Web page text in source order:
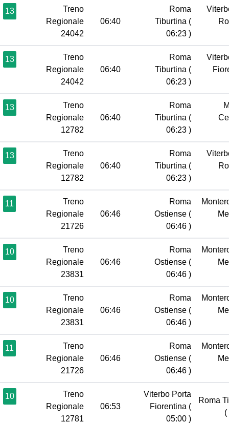
13
Treno
Regionale
24042
06:40
Roma
Tiburtina (
06:23 )
13
Treno
Regionale
24042
06:40
Roma
Tiburtina (
06:23 )
13
Treno
Regionale
12782
06:40
Roma
Tiburtina (
06:23 )
13
Treno
Regionale
12782
06:40
Roma
Tiburtina (
06:23 )
11
Treno
Regionale
21726
06:46
Roma
Ostiense (
06:46 )
10
Treno
Regionale
23831
06:46
Roma
Ostiense (
06:46 )
10
Treno
Regionale
23831
06:46
Roma
Ostiense (
06:46 )
11
Treno
Regionale
21726
06:46
Roma
Ostiense (
06:46 )
10
Treno
Regionale
12781
06:53
Viterbo Porta
Fiorentina (
05:00 )
Roma
(